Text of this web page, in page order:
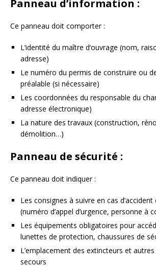
Panneau d’information :
Ce panneau doit comporter :
L’identité du maître d’ouvrage (nom,
adresse)
Le numéro du permis de construire ou
préalable (si nécessaire)
Les coordonnées du responsable du
adresse électronique)
La nature des travaux (construction,
démolition…)
Panneau de sécurité :
Ce panneau doit indiquer :
Les consignes à suivre en cas d’accident
(numéro d’appel d’urgence, personne à
Les équipements obligatoires pour
lunettes de protection, chaussures de
L’emplacement des extincteurs et
secours